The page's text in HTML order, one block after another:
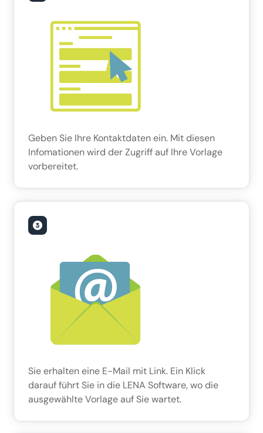
Geben Sie Ihre Kontaktdaten ein. Mit diesen
Infomationen wird der Zugriff auf Ihre Vorlage
vorbereitet.
Sie erhalten eine E-Mail mit Link. Ein Klick
darauf führt Sie in die LENA Software, wo die
ausgewählte Vorlage auf Sie wartet.